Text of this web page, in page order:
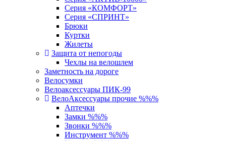
Серия «КОМФОРТ»
Серия «СПРИНТ»
Брюки
Куртки
Жилеты
Защита от непогоды
Чехлы на велошлем
Заметность на дороге
Велосумки
Велоаксессуары ПИК-99
ВелоАксессуары прочие %%%
Аптечки
Замки %%%
Звонки %%%
Инструмент %%%